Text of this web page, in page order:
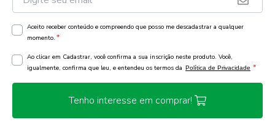
Aceito receber conteúdo e compreendo que posso me descadastrar a qualquer
momento. *
Ao clicar em Cadastrar, você confirma a sua inscrição neste produto. Você,
igualmente, confirma que leu, e entendeu os termos da Política de Privacidade *
Tenho interesse em comprar!